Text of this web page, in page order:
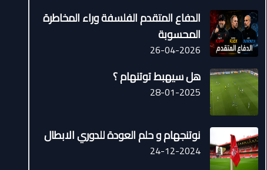
الدفاع المتقدم الفلسفة وراء المخاطرة
المحسوبة
26-04-2026
هل سيهبط توتنهام ؟
28-01-2025
نوتنجهام و حلم العودة للدوري الابطال
24-12-2024